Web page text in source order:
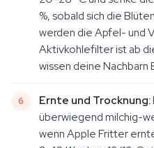
%, sobald sich die
werden die Apfel- und
Aktivkohlefilter ist ab
wissen deine Nachbarn
Ernte und Trocknung:
überwiegend milchig-
wenn Apple Fritter